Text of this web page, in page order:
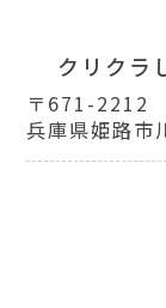
クリクラ
〒671-2212
兵庫県姫路市